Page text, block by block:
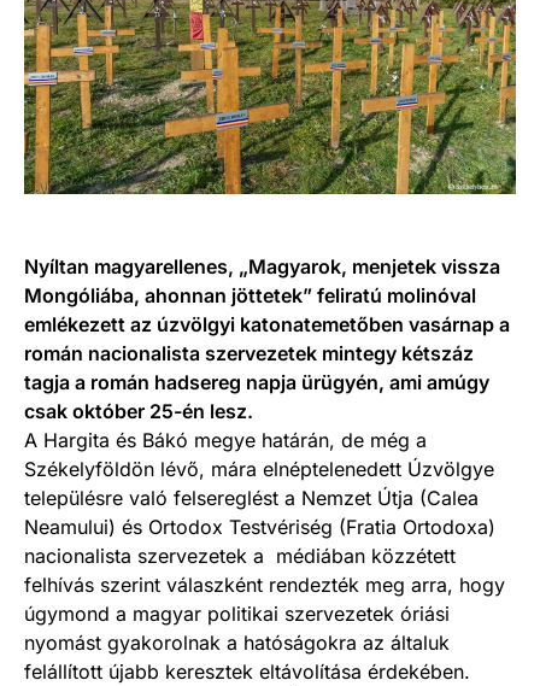
Nyíltan magyarellenes, „Magyarok, menjetek vissza
Mongóliába, ahonnan jöttetek” feliratú molinóval
emlékezett az úzvölgyi katonatemetőben vasárnap a
román nacionalista szervezetek mintegy kétszáz
tagja a román hadsereg napja ürügyén, ami amúgy
csak október 25-én lesz.
A Hargita és Bákó megye határán, de még a
Székelyföldön lévő, mára elnéptelenedett Úzvölgye
településre való felsereglést a Nemzet Útja (Calea
Neamului) és Ortodox Testvériség (Fratia Ortodoxa)
nacionalista szervezetek a médiában közzétett
felhívás szerint válaszként rendezték meg arra, hogy
úgymond a magyar politikai szervezetek óriási
nyomást gyakorolnak a hatóságokra az általuk
felállított újabb keresztek eltávolítása érdekében.